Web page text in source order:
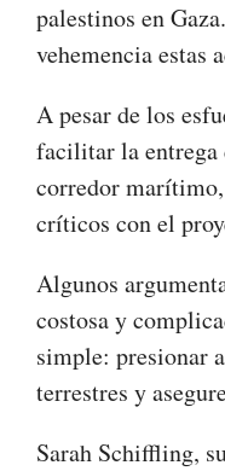
palestinos en
vehemencia estas
A pesar de los
facilitar la entrega
corredor
críticos con el
Algunos
costosa y
simple: presionar
terrestres y
Sarah Schiffling,